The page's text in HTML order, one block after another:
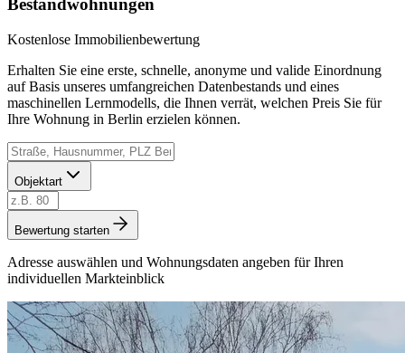
Bestandwohnungen
Kostenlose Immobilienbewertung
Erhalten Sie eine erste, schnelle, anonyme und valide Einordnung
auf Basis unseres umfangreichen Datenbestands und eines
maschinellen Lernmodells, die Ihnen verrät, welchen Preis Sie für
Ihre Wohnung in Berlin erzielen können.
Objektart
Bewertung starten
Adresse auswählen und Wohnungsdaten angeben für Ihren
individuellen Markteinblick